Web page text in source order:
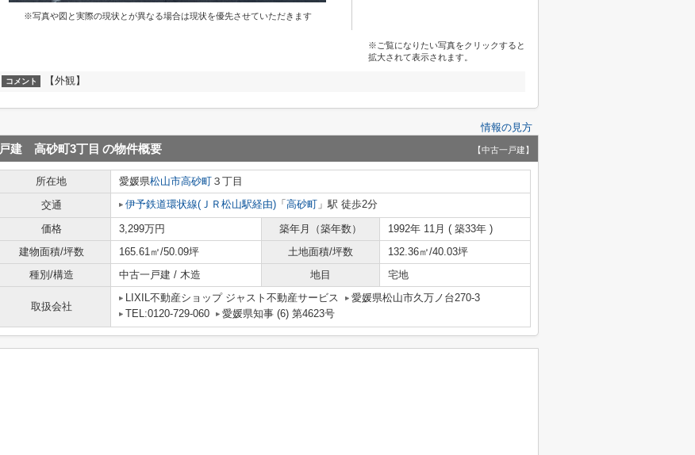
※写真や図と実際の現状とが異なる場合は現状を優先させていただきます
※ご覧になりたい写真をクリックすると
拡大されて表示されます。
コメント 【外観】
情報の見方
戸建 高砂町3丁目 の物件概要 【中古一戸建】
所在地 愛媛県松山市高砂町 ３丁目
交通
伊予鉄道環状線(ＪＲ松山駅経由) 「 高砂町 」駅 徒歩2分
価格 3,299万円 築年月（築年数）
1992年 11月 ( 築33年 )
建物面積/坪数
165.61㎡/50.09坪 土地面積/坪数
132.36㎡/40.03坪
種別/構造
中古一戸建 / 木造 地目 宅地
取扱会社
LIXIL不動産ショップ ジャスト不動産サービス
愛媛県松山市久万ノ台270-3
TEL:0120-729-060
愛媛県知事 (6) 第4623号